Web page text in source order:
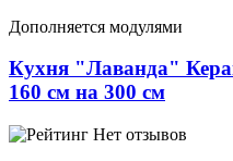
Дополняется модулями
Кухня "Лаванда"
160 см на 300 см
Нет отзывов